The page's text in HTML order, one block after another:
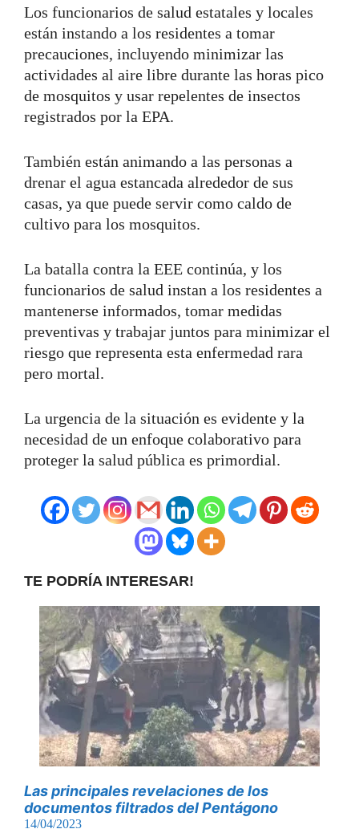
Los funcionarios de salud estatales y locales
están instando a los residentes a tomar
precauciones, incluyendo minimizar las
actividades al aire libre durante las horas pico
de mosquitos y usar repelentes de insectos
registrados por la EPA.
También están animando a las personas a
drenar el agua estancada alrededor de sus
casas, ya que puede servir como caldo de
cultivo para los mosquitos.
La batalla contra la EEE continúa, y los
funcionarios de salud instan a los residentes a
mantenerse informados, tomar medidas
preventivas y trabajar juntos para minimizar el
riesgo que representa esta enfermedad rara
pero mortal.
La urgencia de la situación es evidente y la
necesidad de un enfoque colaborativo para
proteger la salud pública es primordial.
TE PODRÍA INTERESAR!
Las principales revelaciones de los
documentos filtrados del Pentágono
14/04/2023